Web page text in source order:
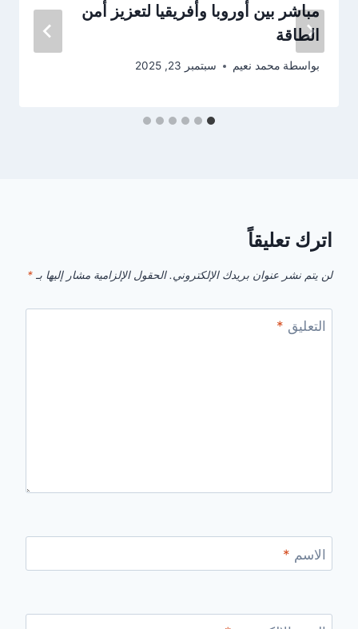
مباشر بين أوروبا وأفريقيا لتعزيز أمن
الطاقة
بواسطة محمد نعيم سبتمبر 23, 2025
اترك تعليقاً
لن يتم نشر عنوان بريدك الإلكتروني. الحقول الإلزامية مشار إليها بـ *
التعليق *
الاسم *